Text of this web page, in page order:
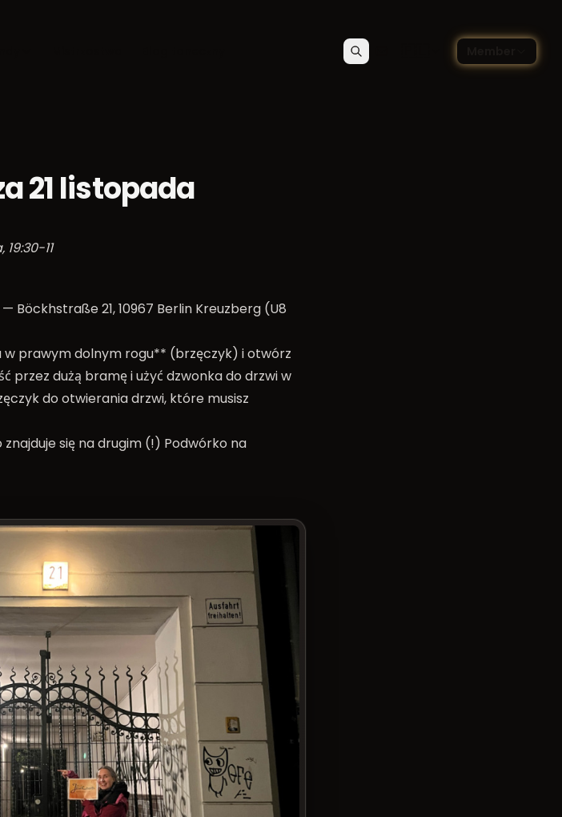
Szukaj Wybierz język — Polski
21 listopada
11
— Böckhstraße 21, 10967 Berlin Kreuzberg (U8
w prawym dolnym rogu** (brzęczyk) i otwórz
przez dużą bramę i użyć dzwonka do drzwi w
do otwierania drzwi, które musisz
się na drugim (!) Podwórko na